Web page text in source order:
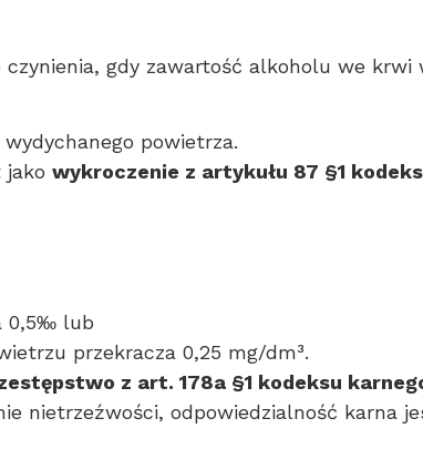
gdy zawartość alkoholu we krwi
powietrza.
wykroczenie z artykułu 87 §1
0,5‰ lub
przekracza 0,25 mg/dm³.
z art. 178a §1 kodeksu
nietrzeźwości, odpowiedzialność karna